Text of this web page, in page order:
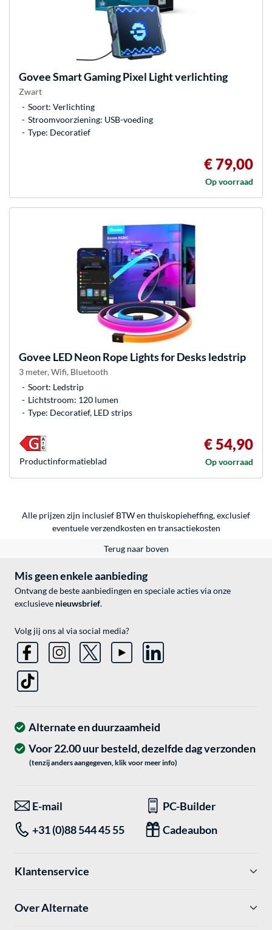
GoveeSmart Gaming Pixel Light verlichting
Zwart
Soort: Verlichting
Stroomvoorziening: USB-voeding
Type: Decoratief
€ 79,00
Op voorraad
Govee LED Neon Rope Lights for Desks ledstrip
3 meter, Wifi, Bluetooth
Soort: Ledstrip
Lichtstroom: 120 lumen
Type: Decoratief, LED strips
€ 54,90
Op voorraad
Product­informatieblad
Alle prijzen zijn inclusief BTW en thuiskopieheffing, exclusief
eventueleverzendkosten en transactiekosten
Terug naar boven
Mis geen enkele aanbieding
Ontvang de beste aanbiedingen en speciale acties via onze
exclusieve nieuwsbrief.
Volg jij ons al via social media?
Alternate en duurzaamheid
Voor 22.00 uur besteld, dezelfde dag verzonden
(tenzij anders aangegeven, klik voor meer info)
E-mail
PC-Builder
+31 (0)88 544 45 55
Cadeaubon
Klantenservice
Over Alternate